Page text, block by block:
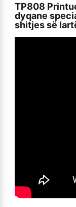
TP808
dyqane
shitjes së